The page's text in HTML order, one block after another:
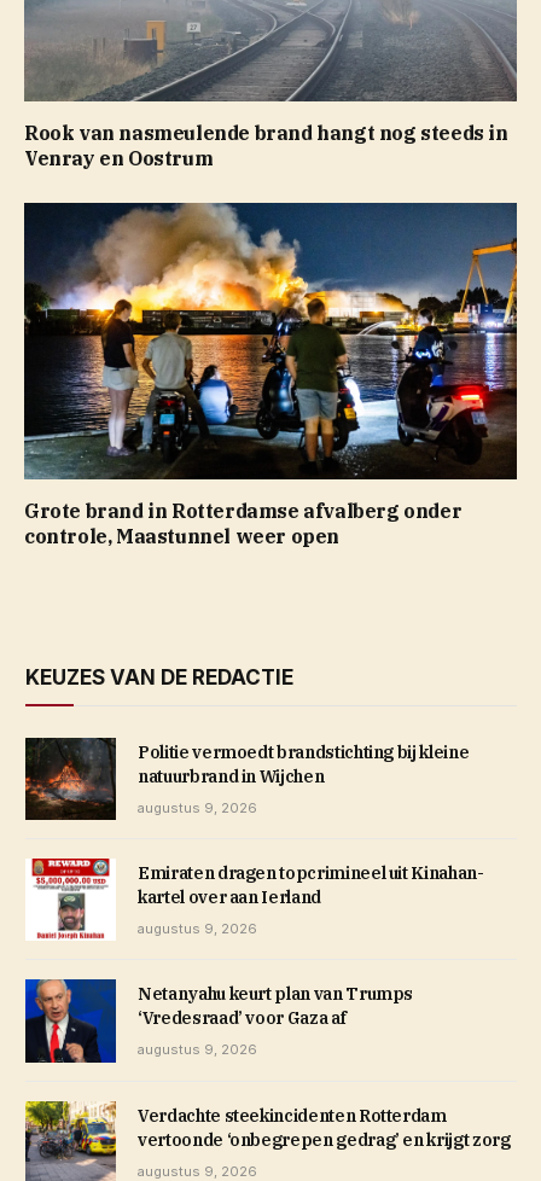
Rook van nasmeulende brand hangt nog steeds in
Venray en Oostrum
Grote brand in Rotterdamse afvalberg onder
controle, Maastunnel weer open
KEUZES VAN DE REDACTIE
Politie vermoedt brandstichting bij kleine
natuurbrand in Wijchen
augustus 9, 2026
Emiraten dragen topcrimineel uit Kinahan-
kartel over aan Ierland
augustus 9, 2026
Netanyahu keurt plan van Trumps
‘Vredesraad’ voor Gaza af
augustus 9, 2026
Verdachte steekincidenten Rotterdam
vertoonde ‘onbegrepen gedrag’ en krijgt zorg
augustus 9, 2026